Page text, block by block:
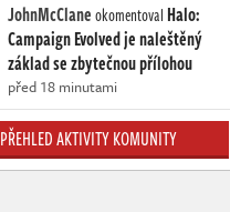
JohnMcClaneokomentoval Halo:
Campaign Evolved je naleštěný
základ se zbytečnou přílohou
před 18 minutami
PŘEHLED AKTIVITY KOMUNITY